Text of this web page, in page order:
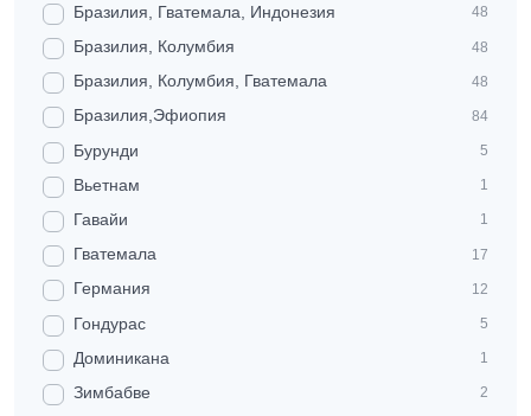
Бразилия, Гватемала, Индонезия 48
Бразилия, Колумбия 48
Бразилия, Колумбия, Гватемала 48
Бразилия,Эфиопия 84
Бурунди 5
Вьетнам 1
Гавайи 1
Гватемала 17
Германия 12
Гондурас 5
Доминикана 1
Зимбабве 2